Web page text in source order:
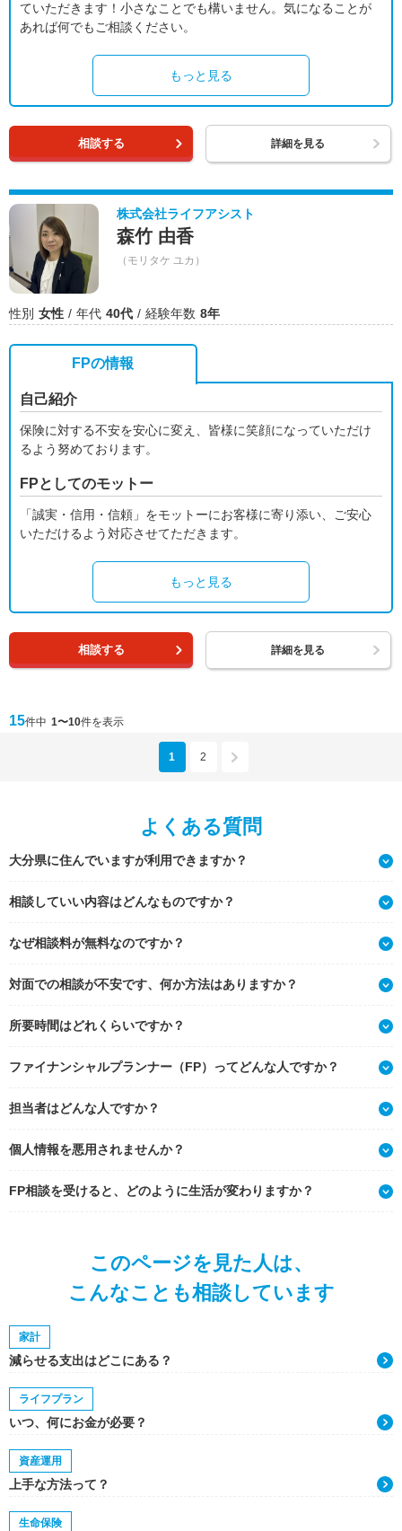
ていただきます！小さなことでも構いません。気になることが
あれば何でもご相談ください。
もっと見る
相談する 詳細を見る
株式会社ライフアシスト
森竹 由香
（モリタケ ユカ）
性別 女性 年代 40代 経験年数 8年
FPの情報
自己紹介
保険に対する不安を安心に変え、皆様に笑顔になっていただけ
るよう努めております。
FPとしてのモットー
「誠実・信用・信頼」をモットーにお客様に寄り添い、ご安心
いただけるよう対応させてただきます。
もっと見る
相談する 詳細を見る
15件中 1〜10件を表示
1 2
よくある質問
大分県に住んでいますが利用できますか？
相談していい内容はどんなものですか？
なぜ相談料が無料なのですか？
対面での相談が不安です、何か方法はありますか？
所要時間はどれくらいですか？
ファイナンシャルプランナー（FP）ってどんな人ですか？
担当者はどんな人ですか？
個人情報を悪用されませんか？
FP相談を受けると、どのように生活が変わりますか？
このページを見た人は、
こんなことも相談しています
家計
減らせる支出はどこにある？
ライフプラン
いつ、何にお金が必要？
資産運用
上手な方法って？
生命保険